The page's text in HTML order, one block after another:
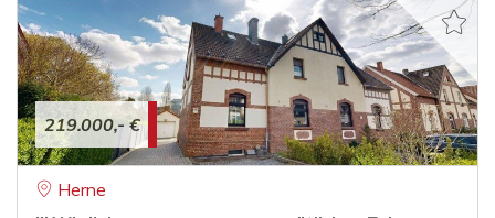
219.000,- €
Herne